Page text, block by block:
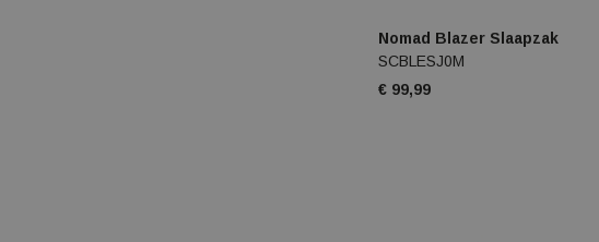
Nomad Blazer Slaapzak
SCBLESJ0M
€ 99,99